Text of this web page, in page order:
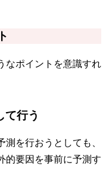
なポイントを意識すれ
て行う
を行おうとしても、
的要因を事前に予測す